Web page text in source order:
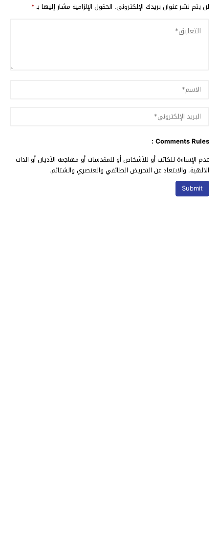
لن يتم نشر عنوان بريدك الإلكتروني. الحقول الإلزامية مشار إليها بـ*
Comments Rules :
عدم الإساءة للكاتب أو للأشخاص أو للمقدسات أو مهاجمة الأديان أو الذات
الالهية. والابتعاد عن التحريض الطائفي والعنصري والشتائم.